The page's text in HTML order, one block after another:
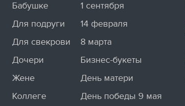
Бабушке
Для подруги
Для свекрови
Дочери
Жене
Коллеге
1 сентября
14 февраля
8 марта
Бизнес-букеты
День матери
День победы 9 мая